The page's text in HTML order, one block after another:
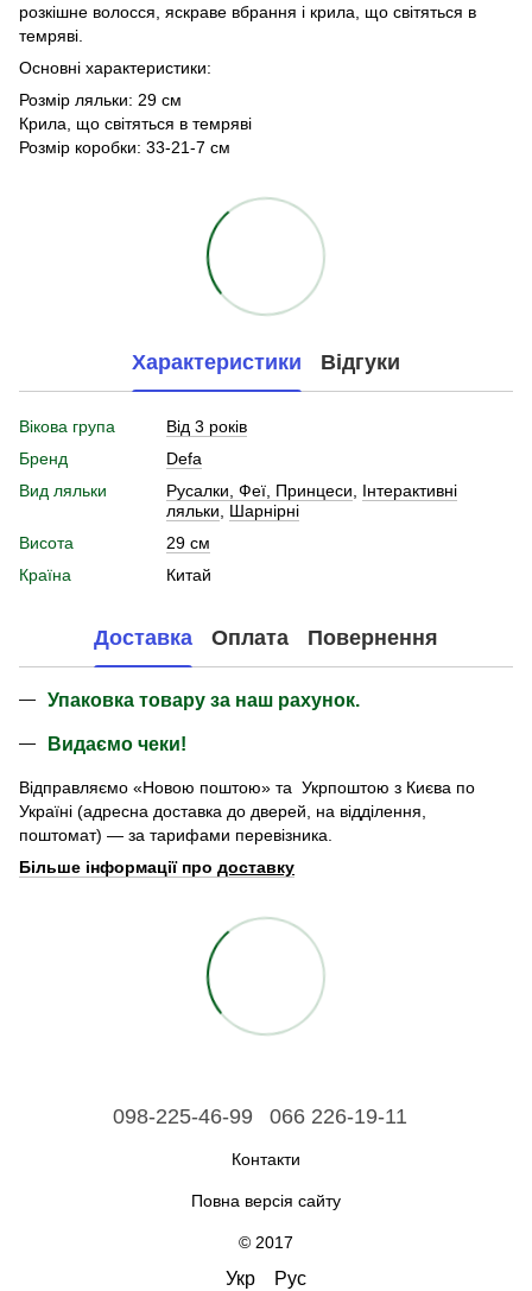
розкішне волосся, яскраве вбрання і крила, що світяться в
темряві.
Основні характеристики:
Розмір ляльки: 29 см
Крила, що світяться в темряві
Розмір коробки: 33-21-7 см
Характеристики Відгуки
Вікова група
Від 3 років
Бренд
Defa
Вид ляльки
Русалки, Феї, Принцеси
Інтерактивні
ляльки
Шарнірні
Висота
29 см
Країна
Китай
Доставка Оплата Повернення
Упаковка товару за наш рахунок.
Видаємо чеки!
Відправляємо «Новою поштою» та Укрпоштою з Києва по
Україні (адресна доставка до дверей, на відділення,
поштомат) — за тарифами перевізника.
Більше інформації про доставку
098-225-46-99 066 226-19-11
Контакти
Повна версія сайту
© 2017
Укр Рус